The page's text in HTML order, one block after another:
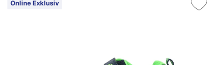
Online Exklusiv